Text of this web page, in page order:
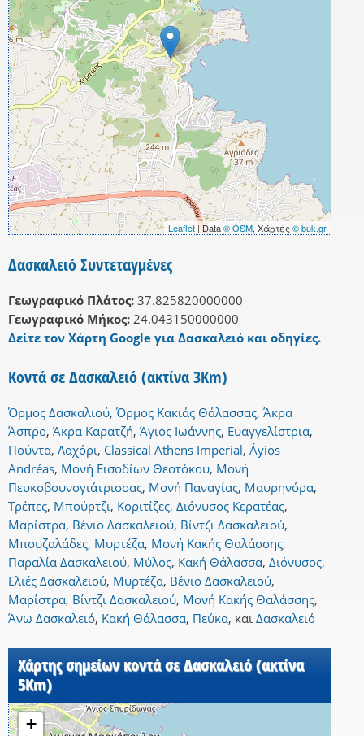
Leaflet| Data© OSM, Χάρτες© buk.gr
Δασκαλειό Συντεταγμένες
Γεωγραφικό Πλάτος: 37.825820000000
Γεωγραφικό Μήκος: 24.043150000000
Δείτε τον Χάρτη Google για Δασκαλειό και οδηγίες.
Κοντά σε Δασκαλειό (ακτίνα 3Km)
Όρμος Δασκαλιού,Όρμος Κακιάς Θάλασσας, Άκρα
Άσπρο, Άκρα Καρατζή, Άγιος Ιωάννης, Ευαγγελίστρια,
Πούντα, Λαχόρι, Classical Athens Imperial, Áyios
Andréas, Μονή Εισοδίων Θεοτόκου, Μονή
Πευκοβουνογιάτρισσας, Μονή Παναγίας, Μαυρηνόρα,
Τρέπες, Μπούρτζι, Κοριτίζες, Διόνυσος Κερατέας,
Μαρίστρα, Βένιο Δασκαλειού, Βίντζι Δασκαλειού,
Μπουζαλάδες, Μυρτέζα, Μονή Κακής Θαλάσσης,
Παραλία Δασκαλειού, Μύλος, Κακή Θάλασσα, Διόνυσος,
Ελιές Δασκαλειού, Μυρτέζα, Βένιο Δασκαλειού,
Μαρίστρα, Βίντζι Δασκαλειού, Μονή Κακής Θαλάσσης,
Άνω Δασκαλειό, Κακή Θάλασσα, Πεύκα, και Δασκαλειό
Χάρτης σημείων κοντά σε Δασκαλειό (ακτίνα
5Km)
+